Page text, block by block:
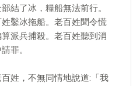
結了冰，糧船無法前行。
鑿冰拖船。老百姓聞令慌
派兵捕殺。老百姓聽到消
罪。
姓，不無同情地說道:「我